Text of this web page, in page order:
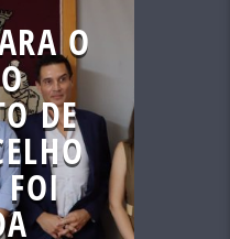
O
DE
FOI